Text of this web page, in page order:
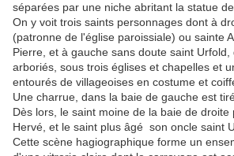
séparées par une niche abritant la statue de
On y voit trois saints personnages dont à
(patronne de l'église paroissiale) ou sainte
Pierre, et à gauche sans doute saint Urfold,
arboriés, sous trois églises et chapelles et
entourés de villageoises en costume et
Une charrue, dans la baie de gauche est
Dès lors, le saint moine de la baie de
Hervé, et le saint plus âgé son oncle saint
Cette scène hagiographique forme un